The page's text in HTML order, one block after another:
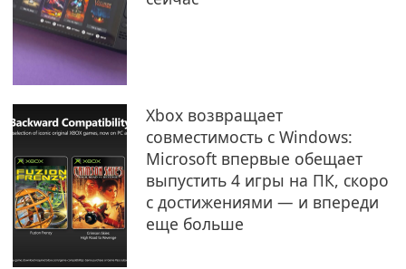
Xbox возвращает
совместимость с Windows:
Microsoft впервые обещает
выпустить 4 игры на ПК, скоро
с достижениями — и впереди
еще больше